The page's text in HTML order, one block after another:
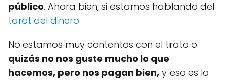
público. Ahora bien, si estamos hablando del
tarot del dinero.
No estamos muy contentos con el trato o
quizás no nos guste mucho lo que
hacemos, pero nos pagan bien, y eso es lo